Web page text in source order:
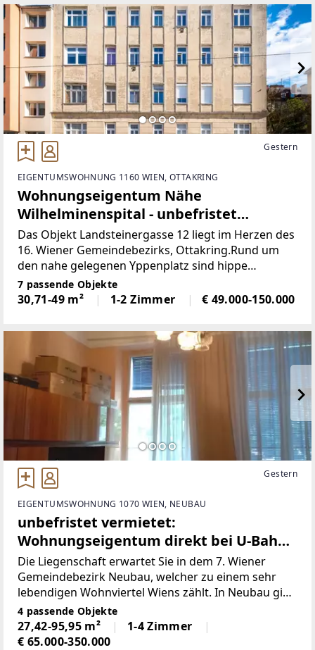
Gestern
EIGENTUMSWOHNUNG 1160 WIEN, OTTAKRING
Wohnungseigentum Nähe
Wilhelminenspital - unbefristet
vermietete
Das Objekt Landsteinergasse 12 liegt im Herzen des
16. Wiener Gemeindebezirks, Ottakring.Rund um
den nahe gelegenen Yppenplatz sind hippe
Restaurants mit Außenbereichen zu finden. Am
westlichen Rand von Ottakring lockt der
Wienerwald mit Wanderwegen
7 passende Objekte
30,71-49 m² 1-2 Zimmer € 49.000-150.000
Gestern
EIGENTUMSWOHNUNG 1070 WIEN, NEUBAU
unbefristet vermietet:
Wohnungseigentum direkt bei U-Bahn
Station Burggasse
Die Liegenschaft erwartet Sie in dem 7. Wiener
Gemeindebezirk Neubau, welcher zu einem sehr
lebendigen Wohnviertel Wiens zählt. In Neubau gibt
es mehrere Galerien, hippe Restaurants und
Geschäfte lokaler Designer. Zu den kulturellen
Attraktionen im MuseumsQuartier
4 passende Objekte
27,42-95,95 m²
1-4 Zimmer
€ 65.000-350.000